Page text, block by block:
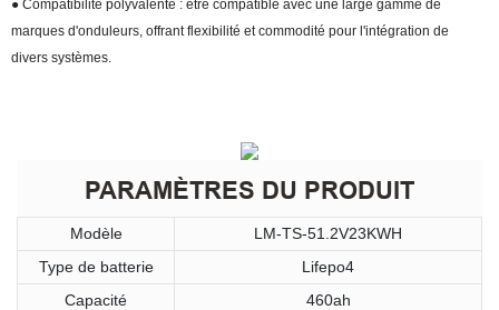
● Compatibilité polyvalente : être compatible avec une large gamme de
marques d'onduleurs, offrant flexibilité et commodité pour l'intégration de
divers systèmes.
PARAMÈTRES DU PRODUIT
Modèle
LM-TS-51.2V23KWH
Type de batterie
Lifepo4
Capacité
460ah